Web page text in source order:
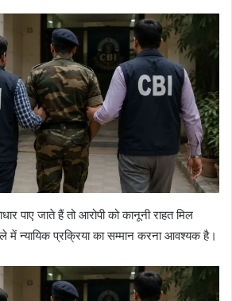
पाए जाते हैं तो आरोपी को कानूनी राहत मिल
में न्यायिक प्रक्रिया का सम्मान करना आवश्यक है।